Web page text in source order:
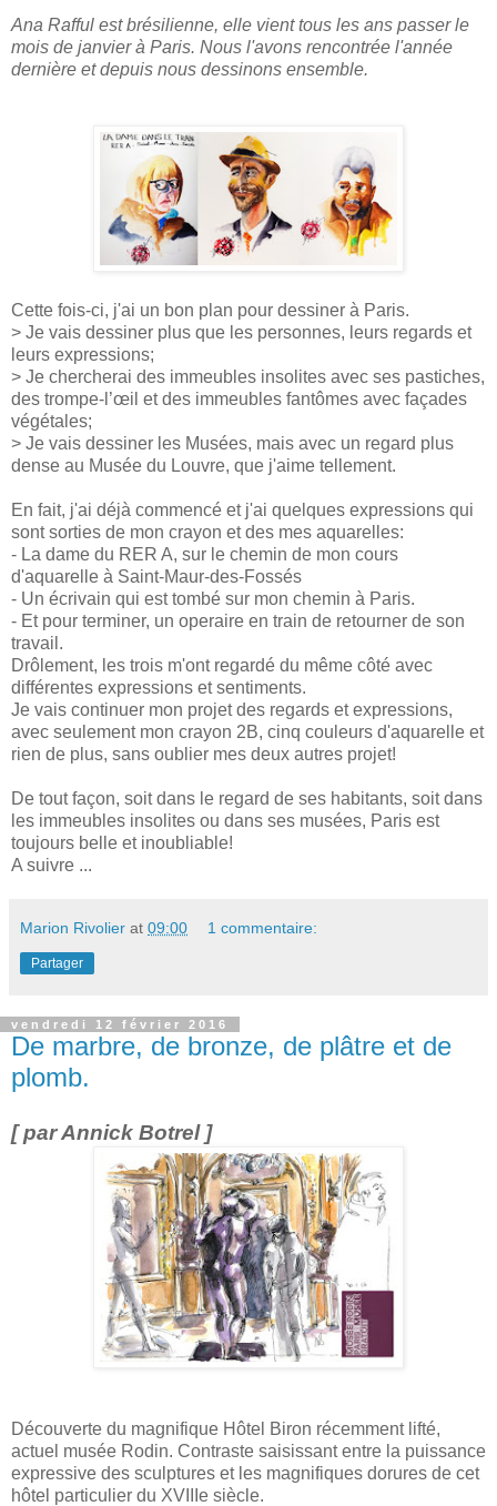
Ana Rafful est brésilienne, elle vient tous les ans passer le
mois de janvier à Paris. Nous l'avons rencontrée l'année
dernière et depuis nous dessinons ensemble.
Cette fois-ci, j'ai un bon plan pour dessiner à Paris.
> Je vais dessiner plus que les personnes, leurs regards et
leurs expressions;
> Je chercherai des immeubles insolites avec ses pastiches,
des trompe-l’œil et des immeubles fantômes avec façades
végétales;
> Je vais dessiner les Musées, mais avec un regard plus
dense au Musée du Louvre, que j'aime tellement.
En fait, j'ai déjà commencé et j'ai quelques expressions qui
sont sorties de mon crayon et des mes aquarelles:
- La dame du RER A, sur le chemin de mon cours
d'aquarelle à Saint-Maur-des-Fossés
- Un écrivain qui est tombé sur mon chemin à Paris.
- Et pour terminer, un operaire en train de retourner de son
travail.
Drôlement, les trois m'ont regardé du même côté avec
différentes expressions et sentiments.
Je vais continuer mon projet des regards et expressions,
avec seulement mon crayon 2B, cinq couleurs d'aquarelle et
rien de plus, sans oublier mes deux autres projet!
De tout façon, soit dans le regard de ses habitants, soit dans
les immeubles insolites ou dans ses musées, Paris est
toujours belle et inoubliable!
A suivre ...
Marion Rivolier at 09:00 1 commentaire:
Partager
vendredi 12 février 2016
De marbre, de bronze, de plâtre et de
plomb.
[ par Annick Botrel ]
Découverte du magnifique Hôtel Biron récemment lifté,
actuel musée Rodin. Contraste saisissant entre la puissance
expressive des sculptures et les magnifiques dorures de cet
hôtel particulier du XVIIIe siècle.